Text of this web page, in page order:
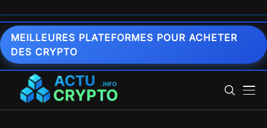
MEILLEURES PLATEFORMES POUR ACHETER
DES CRYPTO